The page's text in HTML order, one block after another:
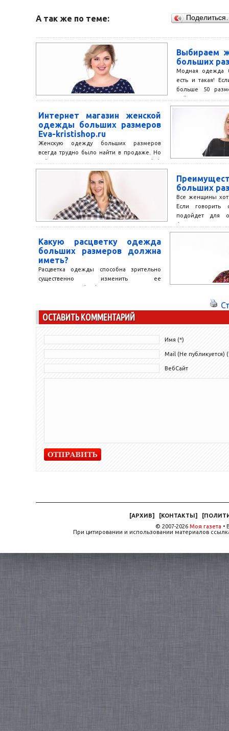
А так же по теме:
Выбираем
больших
Модная одежда
есть и такая!
больше 50
найти...
Интернет магазин женской
одежды больших размеров
Eva-kristishop.ru
Женскую одежду больших размеров
всегда трудно было найти в продаже. Но
сейчас, с появлением компании Eva&Kristi,
эта проблема стала очень...
больших
Все женщины
Если
подойдет для
фигуры, то тут
Какую расцветку одежда
больших размеров должна
иметь?
Расцветка одежды способна зрительно
существенно изменить ее
первоначальный фасон и стиль. Это
ОСТАВИТЬ КОММЕНТАРИЙ
Имя (*)
Mail (Не публикуется)
ВебСайт
[АРХИВ] [КОНТАКТЫ] [
© 2007-2026 Моя газета •
При цитировании и использовании материалов